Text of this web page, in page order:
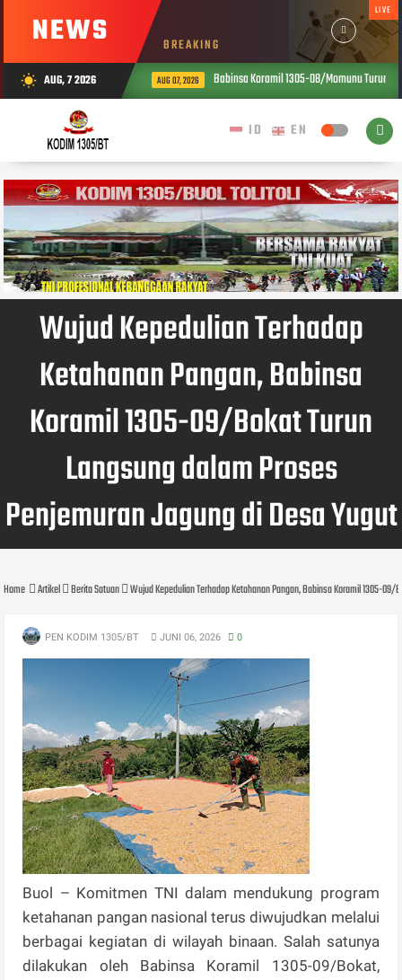
NEWS BREAKING
LIVE
wb_sunny AUG, 7 2026 AUG 07, 2026 Babinsa Koramil 1305-08/Momunu Turun ke
Wujud Kepedulian Terhadap
Ketahanan Pangan, Babinsa
Koramil 1305-09/Bokat Turun
Langsung dalam Proses
Penjemuran Jagung di Desa Yugut
Home Artikel Berita Satuan Wujud Kepedulian Terhadap Ketahanan Pangan, Babinsa Koramil 1305-
PEN KODIM 1305/BT JUNI 06, 2026 0
Buol – Komitmen TNI dalam mendukung program
ketahanan pangan nasional terus diwujudkan melalui
berbagai kegiatan di wilayah binaan. Salah satunya
dilakukan oleh Babinsa Koramil 1305-09/Bokat,